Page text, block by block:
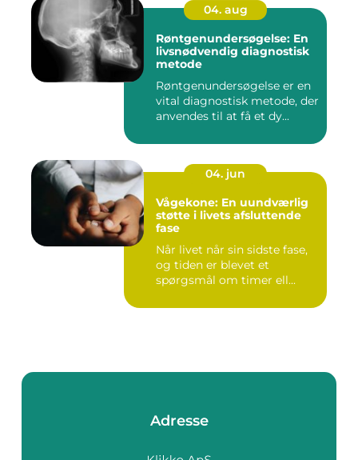
04. aug
Røntgenundersøgelse: En
livsnødvendig diagnostisk
metode
Røntgenundersøgelse er en
vital diagnostisk metode, der
anvendes til at få et dy...
04. jun
Vågekone: En uundværlig
støtte i livets afsluttende
fase
Når livet når sin sidste fase,
og tiden er blevet et
spørgsmål om timer ell...
Adresse